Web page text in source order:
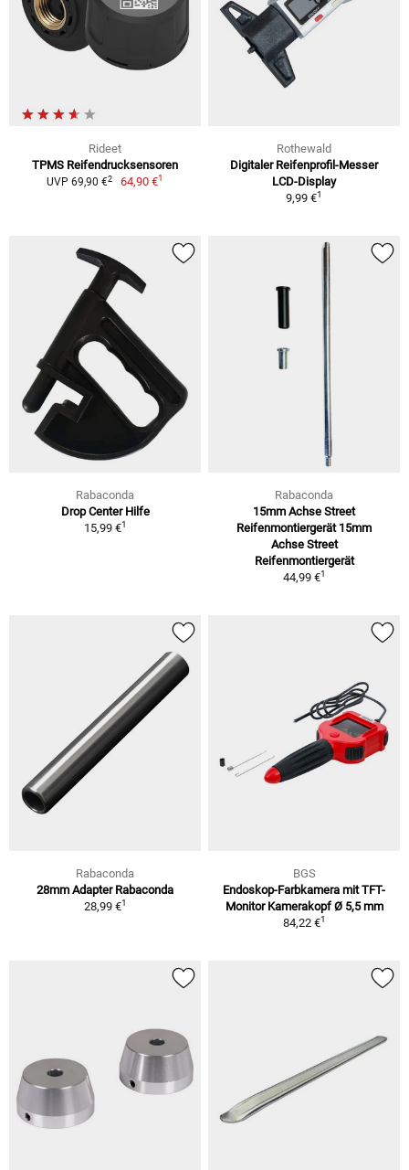
Rideet
TPMS Reifendrucksensoren
UVP 69,90 €2 64,90 €1
Rothewald
Digitaler Reifenprofil-Messer
LCD-Display
9,99 €1
Rabaconda
Drop Center Hilfe
15,99 €1
Rabaconda
15mm Achse Street
Reifenmontiergerät 15mm
Achse Street
Reifenmontiergerät
44,99 €1
Rabaconda
28mm Adapter Rabaconda
28,99 €1
BGS
Endoskop-Farbkamera mit TFT-
Monitor Kamerakopf Ø 5,5 mm
84,22 €1